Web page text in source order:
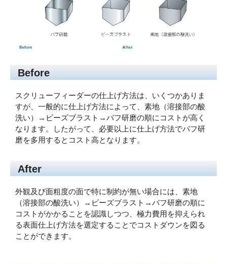
Before
スクリューフィーダーの仕上げ方法は、いくつかありま
すが、一般的に仕上げ方法によって、素地（溶接部の酸
洗い）→ビーズブラスト→バフ研磨の順にコストが高く
なります。したがって、必要以上に仕上げ方法でバフ研
磨を多用するとコスト高となります。
After
外観及び面粗度の面で特に制約が無い場合には、素地
（溶接部の酸洗い）→ビーズブラスト→バフ研磨の順に
コストがかかることを認識しつつ、極力費用を抑えられ
る表面仕上げ方法を選定することでコストダウンを図る
ことができます。